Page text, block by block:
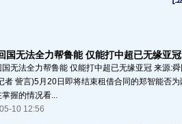
国无法全力帮鲁能 仅能打中超已无缘亚冠
国无法全力帮鲁能 仅能打中超已无缘亚冠 来源:
者 訾言)5月20日即将结束租借合同的郑智能否
握的情况看...
10 12:56